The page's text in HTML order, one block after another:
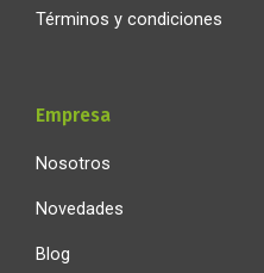
Términos y condiciones
Empresa
Nosotros
Novedades
Blog